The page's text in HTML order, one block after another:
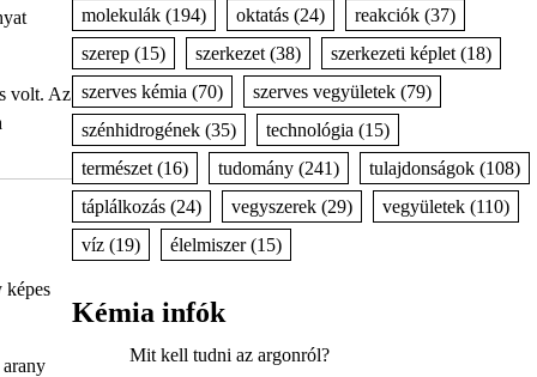
volt. Az
képes
molekulák(194) oktatás(24) reakciók(37)
szerep(15) szerkezet(38) szerkezeti képlet(18)
szerves kémia (70) szerves vegyületek(79)
szénhidrogének(35) technológia (15)
természet(16) tudomány(241) tulajdonságok(108)
táplálkozás(24) vegyszerek(29) vegyületek(110)
víz(19) élelmiszer(15)
Kémia infók
Mit kell tudni az argonról?